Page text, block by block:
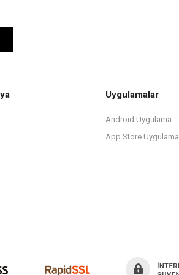
Uygulamalar
Android Uygulama
App Store Uygulama